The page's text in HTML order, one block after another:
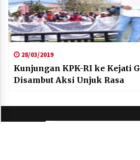
28/03/2019
Kunjungan KPK-RI ke Kejati
Disambut Aksi Unjuk Rasa